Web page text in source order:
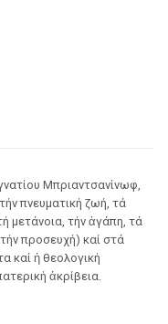
Μπριαντσανίνωφ,
πνευματική ζωή, τά
μετάνοια, τήν ἀγάπη, τά
προσευχή) καί στά
καί ἡ θεολογική
ἀκρίβεια.